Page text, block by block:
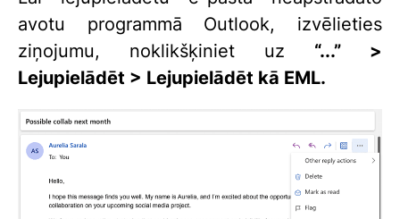
avotu programmā Outlook, izvēlieties
ziņojumu, noklikšķiniet uz “...” >
Lejupielādēt > Lejupielādēt kā EML.